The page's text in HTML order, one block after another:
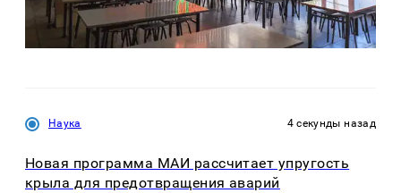
Наука 4 секунды назад
Новая программа МАИ рассчитает упругость
крыла для предотвращения аварий